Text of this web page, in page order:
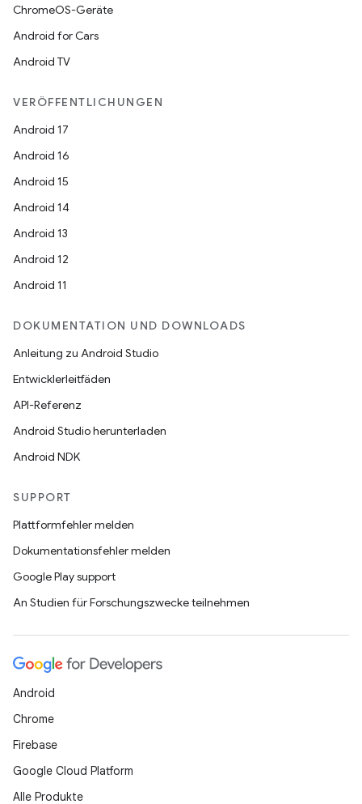
ChromeOS-Geräte
Android for Cars
Android TV
VERÖFFENTLICHUNGEN
Android 17
Android 16
Android 15
Android 14
Android 13
Android 12
Android 11
DOKUMENTATION UND DOWNLOADS
Anleitung zu Android Studio
Entwicklerleitfäden
API-Referenz
Android Studio herunterladen
Android NDK
SUPPORT
Plattformfehler melden
Dokumentationsfehler melden
Google Play support
An Studien für Forschungszwecke teilnehmen
Android
Chrome
Firebase
Google Cloud Platform
Alle Produkte